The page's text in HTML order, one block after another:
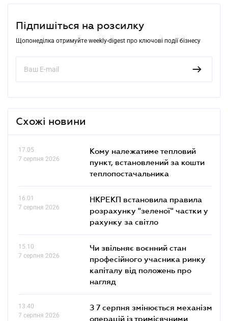
Підпишіться на розсилку
Щопонеділка отримуйте weekly-digest про ключові події бізнесу
Схожі новини
17.05
7 серпня 2026
Кому належатиме тепловий
пункт, встановлений за кошти
теплопостачальника
16.01
7 серпня 2026
НКРЕКП встановила правила
розрахунку "зеленої" частки у
рахунку за світло
15.10
7 серпня 2026
Чи звільняє воєнний стан
професійного учасника ринку
капіталу від положень про
нагляд
13.40
7 серпня 2026
З 7 серпня змінюється механізм
операцій із тримісячними